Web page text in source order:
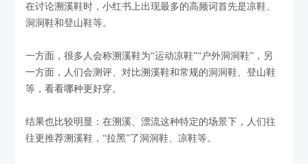
在讨论溯溪鞋时，小红书上出现最多的高频词首先是凉鞋、
洞洞鞋和登山鞋等。
一方面，很多人会称溯溪鞋为“运动凉鞋”“户外洞洞鞋”，另
一方面，人们会测评、对比溯溪鞋和常规的洞洞鞋、登山鞋
等，看看哪种更好穿。
结果也比较明显：在溯溪、漂流这种特定的场景下，人们往
往更推荐溯溪鞋，“拉黑”了洞洞鞋、凉鞋等。